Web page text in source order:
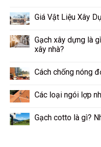
Giá Vật Liệu Xây
Gạch xây dựng là
xây nhà?
Cách chống nóng
Các loại ngói lợp
Gạch cotto là gì?